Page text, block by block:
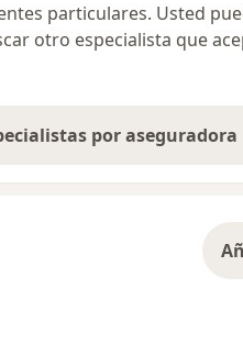
particulares. Usted
otro especialista que
por aseguradora